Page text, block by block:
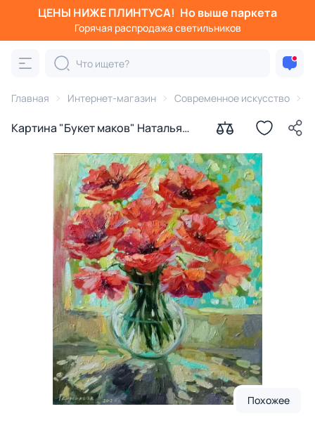
ЦЕНЫ НИЖЕ ПЛИНТУСА! Но выше паркета
Горячая распродажа светильников
Главная Интернет-магазин Современное искусство
Картина "Букет маков" Наталья
Похожее